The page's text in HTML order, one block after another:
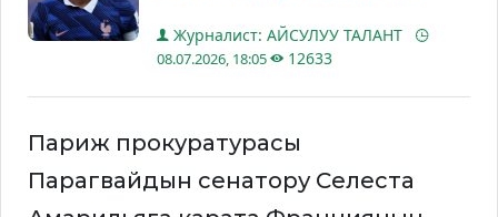
Журналист: АЙСУЛУУ ТАЛАНТ
08.07.2026, 18:05 12633
Париж прокуратурасы
Парагвайдын сенатору Селеста